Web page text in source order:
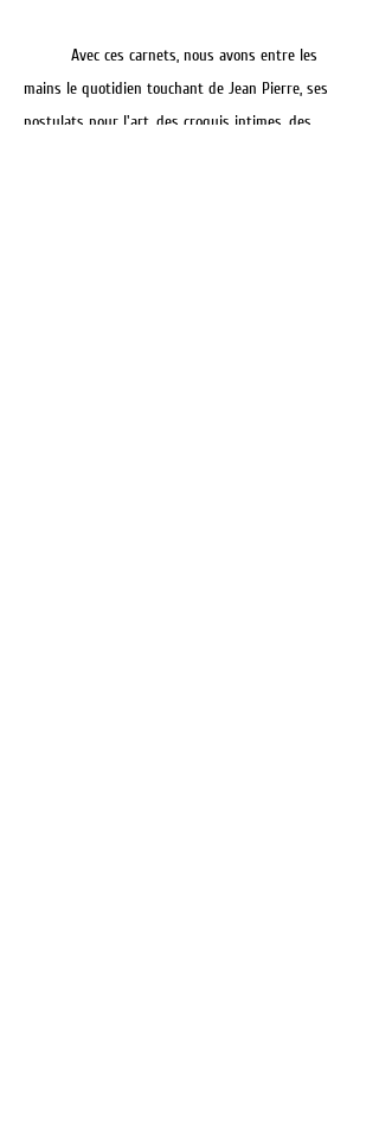
Avec ces carnets, nous avons entre les
mains le quotidien touchant de Jean Pierre, ses
postulats pour l'art, des croquis intimes, des